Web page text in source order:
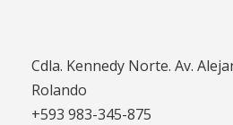
Cdla. Kennedy Norte. Av.
Rolando
+593 983-345-875